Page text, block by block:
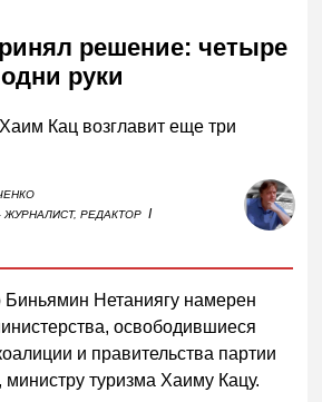
решение: четыре
руки
Кац возглавит еще три
РЕДАКТОР I
Нетаниягу намерен
освободившиеся
и правительства партии
туризма Хаиму Кацу.